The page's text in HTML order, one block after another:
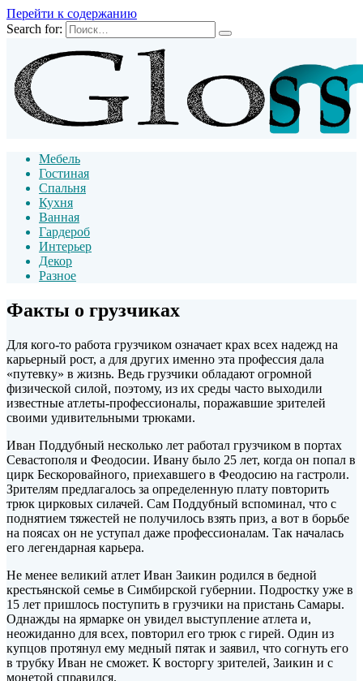
Перейти к содержанию
Search for:
Мебель
Гостиная
Спальня
Кухня
Ванная
Гардероб
Интерьер
Декор
Разное
Факты о грузчиках
Для кого-то работа грузчиком означает крах всех надежд на
карьерный рост, а для других именно эта профессия дала
«путевку» в жизнь. Ведь грузчики обладают огромной
физической силой, поэтому, из их среды часто выходили
известные атлеты-профессионалы, поражавшие зрителей
своими удивительными трюками.
Иван Поддубный несколько лет работал грузчиком в портах
Севастополя и Феодосии. Ивану было 25 лет, когда он попал в
цирк Бескоровайного, приехавшего в Феодосию на гастроли.
Зрителям предлагалось за определенную плату повторить
трюк цирковых силачей. Сам Поддубный вспоминал, что с
поднятием тяжестей не получилось взять приз, а вот в борьбе
на поясах он не уступал даже профессионалам. Так началась
его легендарная карьера.
Не менее великий атлет Иван Заикин родился в бедной
крестьянской семье в Симбирской губернии. Подростку уже в
15 лет пришлось поступить в грузчики на пристань Самары.
Однажды на ярмарке он увидел выступление атлета и,
неожиданно для всех, повторил его трюк с гирей. Один из
купцов протянул ему медный пятак и заявил, что согнуть его
в трубку Иван не сможет. К восторгу зрителей, Заикин и с
монетой справился.